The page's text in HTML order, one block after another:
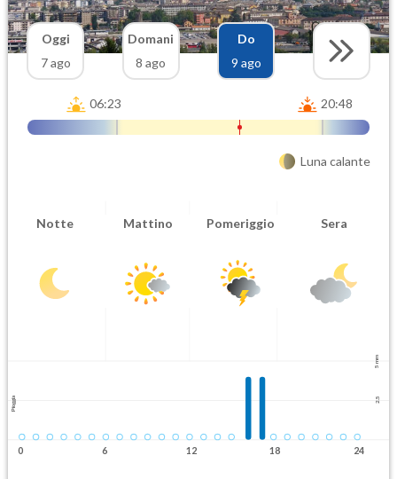
Oggi
7 ago
Domani
8 ago
Do
9 ago
06:23 20:48
Luna calante
Notte Mattino Pomeriggio Sera
5 mm
2.5
Pioggia
0 6 12 18 24